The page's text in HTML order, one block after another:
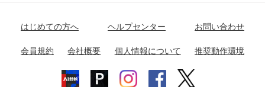
名古屋競輪場 岐阜競輪場 大垣競輪場 豊橋競輪場
富山競輪場 松阪競輪場 四日市競輪場
福井競輪場 奈良競輪場 向日町競輪場
はじめての方へ ヘルプセンター お問い合わせ
会員規約 会社概要 個人情報について 推奨動作環境